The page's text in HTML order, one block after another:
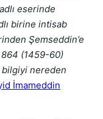
eserinde
birine intisab
Şemseddin’e
(1459-60)
bilgiyi nereden
İmameddin